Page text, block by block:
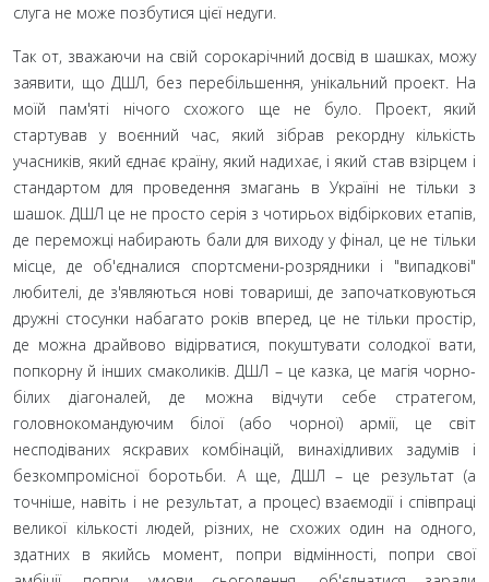
слуга не може позбутися цієї недуги.
Так от, зважаючи на свій сорокарічний досвід в шашках, можу
заявити, що ДШЛ, без перебільшення, унікальний проект. На
моїй пам'яті нічого схожого ще не було. Проект, який
стартував у воєнний час, який зібрав рекордну кількість
учасників, який єднає країну, який надихає, і який став взірцем і
стандартом для проведення змагань в Україні не тільки з
шашок. ДШЛ це не просто серія з чотирьох відбіркових етапів,
де переможці набирають бали для виходу у фінал, це не тільки
місце, де об'єдналися спортсмени-розрядники і "випадкові"
любителі, де з'являються нові товариші, де започатковуються
дружні стосунки набагато років вперед, це не тільки простір,
де можна драйвово відірватися, покуштувати солодкої вати,
попкорну й інших смаколиків. ДШЛ – це казка, це магія чорно-
білих діагоналей, де можна відчути себе стратегом,
головнокомандуючим білої (або чорної) армії, це світ
несподіваних яскравих комбінацій, винахідливих задумів і
безкомпромісної боротьби. А ще, ДШЛ – це результат (а
точніше, навіть і не результат, а процес) взаємодії і співпраці
великої кількості людей, різних, не схожих один на одного,
здатних в якийсь момент, попри відмінності, попри свої